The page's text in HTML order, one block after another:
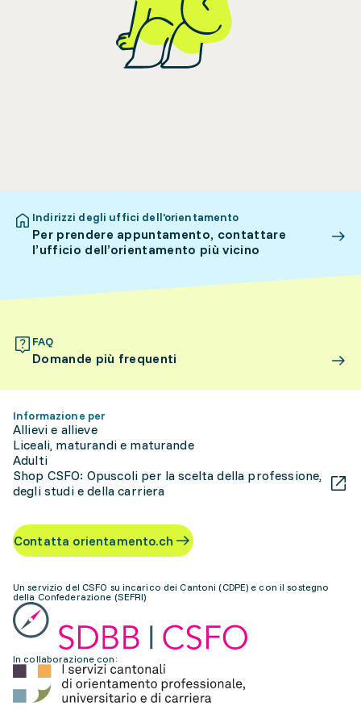
Indirizzi degli uffici dell’orientamento
Per prendere appuntamento, contattare
l’ufficio dell’orientamento più vicino
FAQ
Domande più frequenti
Informazione per
Allievi e allieve
Liceali, maturandi e maturande
Adulti
Shop CSFO: Opuscoli per la scelta della professione,
degli studi e della carriera
Contatta orientamento.ch
Un servizio del CSFO su incarico dei Cantoni (CDPE) e con il sostegno
della Confederazione (SEFRI)
In collaborazione con: